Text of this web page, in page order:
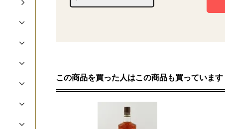
この商品を買った人はこの商品も買っています